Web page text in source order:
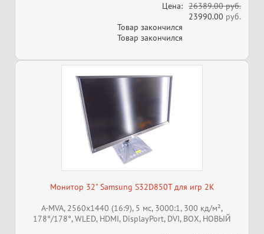
Цена: 26389.00 руб.
23990.00 руб.
Товар закончился
Товар закончился
Монитор 32" Samsung S32D850T для игр 2K
A-MVA, 2560x1440 (16:9), 5 мс, 3000:1, 300 кд/м²,
178°/178°, WLED, HDMI, DisplayPort, DVI, ВОХ, НОВЫЙ